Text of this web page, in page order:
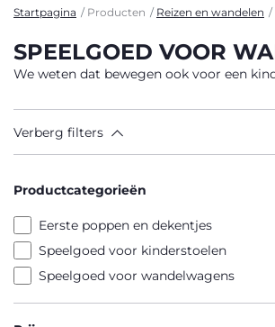
Startpagina Producten Reizen en wandelen
SPEELGOED VOOR
We weten dat bewegen ook voor een
Verberg filters
Productcategorieën
Eerste poppen en dekentjes
Speelgoed voor kinderstoelen
Speelgoed voor wandelwagens